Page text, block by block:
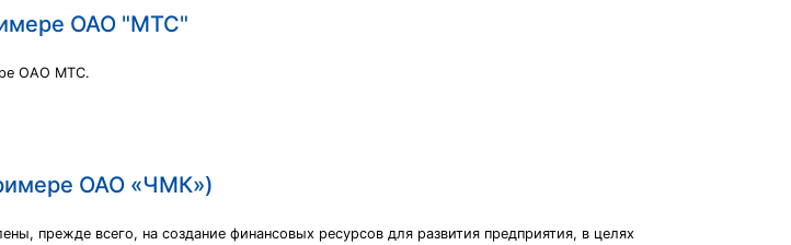
ОАО "МТС"
ОАО МТС.
ОАО «ЧМК»)
прежде всего, на создание финансовых ресурсов для развития предприятия, в целях